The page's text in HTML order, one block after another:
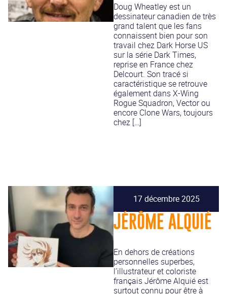
Doug Wheatley est un
dessinateur canadien de très
grand talent que les fans
connaissent bien pour son
travail chez Dark Horse US
sur la série Dark Times,
reprise en France chez
Delcourt. Son tracé si
caractéristique se retrouve
également dans X-Wing
Rogue Squadron, Vector ou
encore Clone Wars, toujours
chez […]
17 décembre 2025
JÉRÔME ALQUIÉ
En dehors de créations
personnelles superbes,
l’illustrateur et coloriste
français Jérôme Alquié est
surtout connu pour être à